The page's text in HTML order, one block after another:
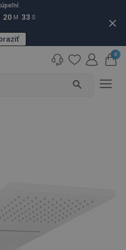
20 M 32 S close
search
0